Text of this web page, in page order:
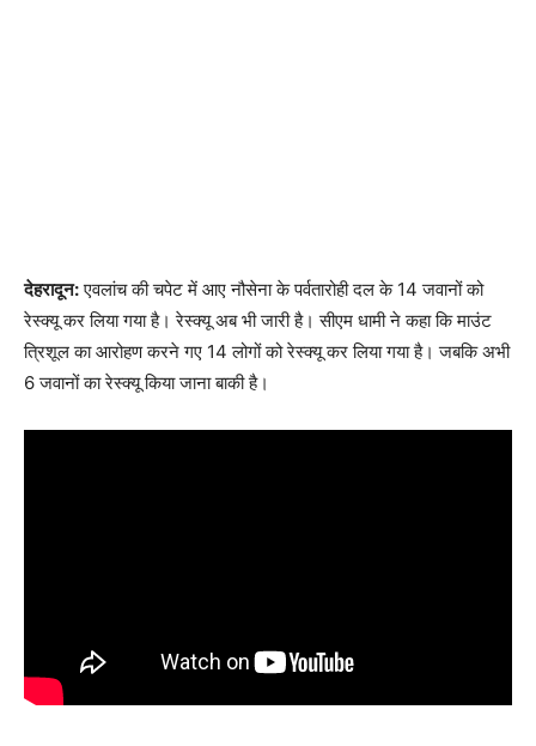
देहरादून:एवलांच की चपेट में आए नौसेना के पर्वतारोही दल के 14 जवानों को
रेस्क्यू कर लिया गया है। रेस्क्यू अब भी जारी है। सीएम धामी ने कहा कि माउंट
त्रिशूल का आरोहण करने गए 14 लोगों को रेस्क्यू कर लिया गया है। जबकि अभी
6 जवानों का रेस्क्यू किया जाना बाकी है।